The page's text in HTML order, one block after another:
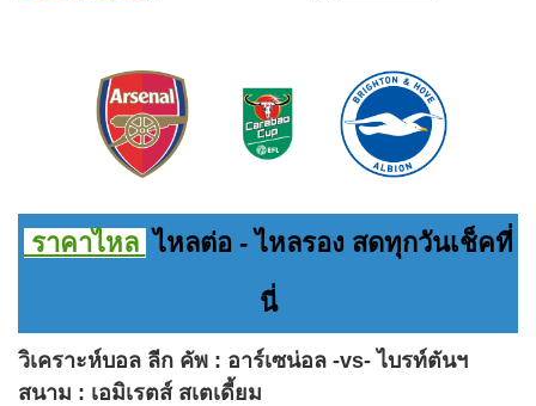
ราคาไหล ไหลต่อ - ไหลรอง สดทุกวันเช็คที่
นี่
วิเคราะห์บอล ลีก คัพ : อาร์เซน่อล -vs- ไบรท์ตันฯ
สนาม : เอมิเรตส์ สเตเดี้ยม